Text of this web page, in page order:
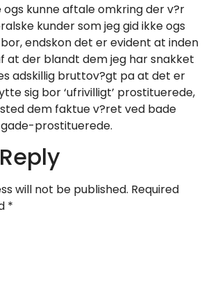
kunne aftale omkring der v?r
kunder som jeg gid ikke ogs
endskon det er evident at inden
at der blandt dem jeg har snakket
adskillig bruttov?gt pa at det er
sig bor ‘ufrivilligt’ prostituerede,
dem faktue v?ret ved bade
prostituerede.
will not be published. Required
*